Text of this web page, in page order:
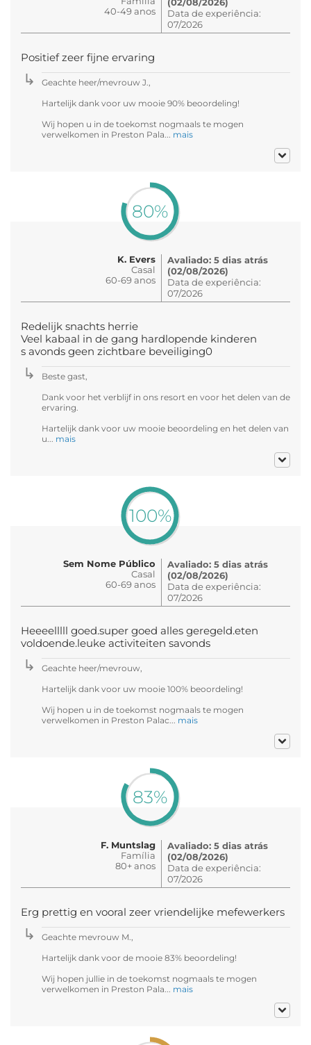
40-49 anos
Data de experiência:
07/2026
Positief zeer fijne ervaring
Geachte heer/mevrouw J.,
Hartelijk dank voor uw mooie 90% beoordeling!
Wij hopen u in de toekomst nogmaals te mogen
verwelkomen in Preston Pala... mais
80%
K. Evers
Casal
60-69 anos
Avaliado: 5 dias atrás
(02/08/2026)
Data de experiência:
07/2026
Redelijk snachts herrie
Veel kabaal in de gang hardlopende kinderen
s avonds geen zichtbare beveiliging0
Beste gast,
Dank voor het verblijf in ons resort en voor het delen van de
ervaring.
Hartelijk dank voor uw mooie beoordeling en het delen van
u... mais
100%
Sem Nome Público
Casal
60-69 anos
Avaliado: 5 dias atrás
(02/08/2026)
Data de experiência:
07/2026
Heeeelllll goed.super goed alles geregeld.eten
voldoende.leuke activiteiten savonds
Geachte heer/mevrouw,
Hartelijk dank voor uw mooie 100% beoordeling!
Wij hopen u in de toekomst nogmaals te mogen
verwelkomen in Preston Palac... mais
83%
F. Muntslag
Família
80+ anos
Avaliado: 5 dias atrás
(02/08/2026)
Data de experiência:
07/2026
Erg prettig en vooral zeer vriendelijke mefewerkers
Geachte mevrouw M.,
Hartelijk dank voor de mooie 83% beoordeling!
Wij hopen jullie in de toekomst nogmaals te mogen
verwelkomen in Preston Pala... mais